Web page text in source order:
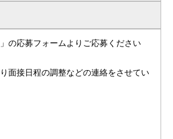
の応募フォームよりご応募ください
面接日程の調整などの連絡をさせてい